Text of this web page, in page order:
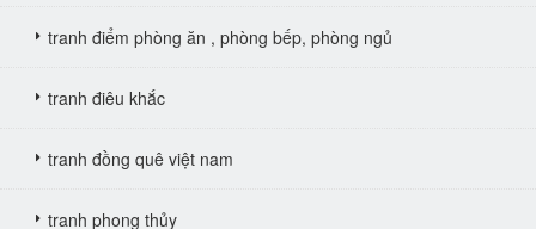
tranh điểm phòng ăn , phòng bếp, phòng ngủ
tranh điêu khắc
tranh đồng quê việt nam
tranh phong thủy